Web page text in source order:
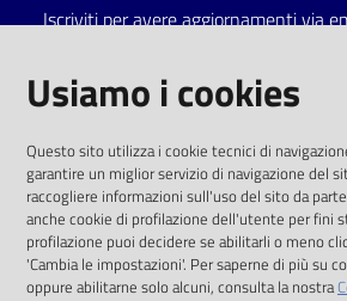
Iscriviti per avere aggiornamenti via
solo alle condizioni previste dalla
comunitaria 2003/98/CE e dal d.lgs.
SOCIAL
Usiamo i cookies
Questo sito utilizza i cookie tecnici di
garantire un miglior servizio di navigazione del
raccogliere informazioni sull'uso del sito da
anche cookie di profilazione dell'utente per fini
profilazione puoi decidere se abilitarli o meno
'Cambia le impostazioni'. Per saperne di più su
oppure abilitarne solo alcuni, consulta la nostra